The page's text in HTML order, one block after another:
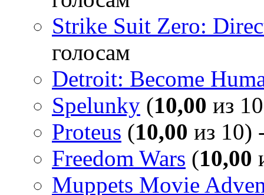
Strike Suit Zero:
голосам
Detroit: Become
Spelunky (10,00 из
Proteus (10,00 из 10)
Freedom Wars (10,00
Muppets Movie